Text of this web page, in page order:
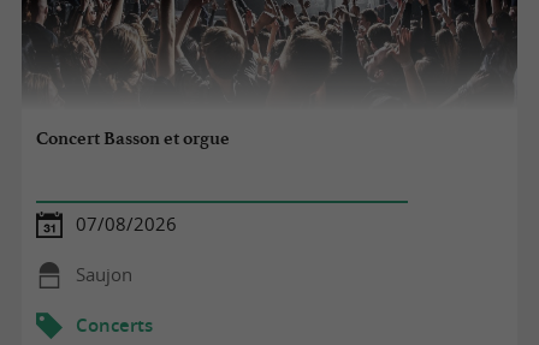
Concert Basson et orgue
07/08/2026
Saujon
Concerts